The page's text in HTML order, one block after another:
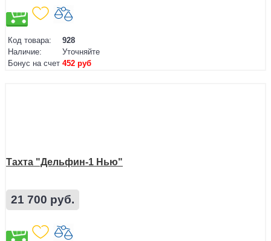
Код товара:
928
Наличие:
Уточняйте
Бонус на счет 452 руб
Тахта "Дельфин-1 Нью"
21 700 руб.